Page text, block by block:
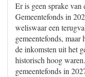
Er is geen sprake
Gemeentefonds in
weliswaar een
gemeentefonds,
de inkomsten uit het
historisch hoog
gemeentefonds in